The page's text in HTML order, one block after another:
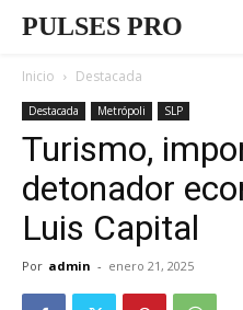
PULSES PRO
Inicio Destacada
Destacada Metrópoli SLP
Turismo,
detonador
Luis Capital
Por admin - enero 21, 2025